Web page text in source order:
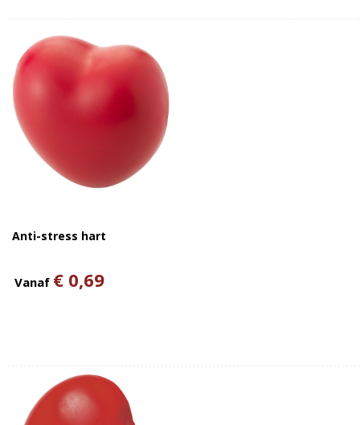
Anti-stress hart
Vanaf € 0,69